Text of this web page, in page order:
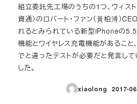
組立委託先工場のうちの1つ、ウィス
資通）のロバート・ファン（黃柏溥）
れるとみられている新型iPhoneの
機能とワイヤレス充電機能があること
でと違ったテストが必要だと発言し
した。
xiaolong
投稿日
2017-